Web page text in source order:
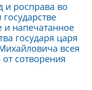
и росправа во
и напечатанное
государя царя
всея
сотворения